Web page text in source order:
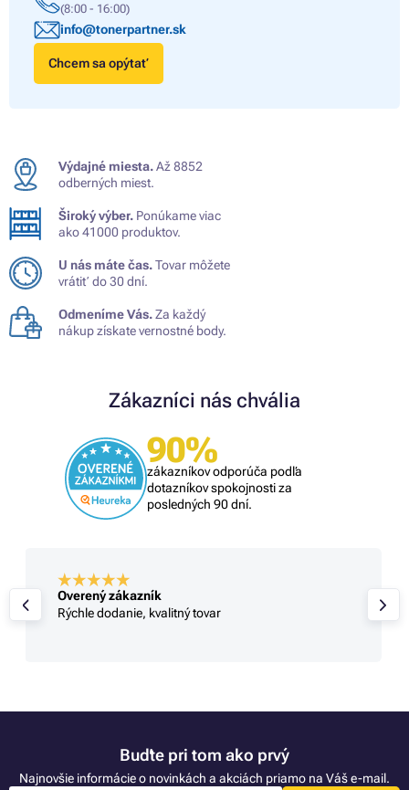
(8:00 - 16:00)
info@tonerpartner.sk
Chcem sa opýtať
Výdajné miesta.Až 8852
odberných miest.
Široký výber. Ponúkame viac
ako 41000 produktov.
U nás máte čas.Tovar môžete
vrátiť do 30 dní.
Odmeníme Vás.Za každý
nákup získate vernostné body.
Zákazníci nás chvália
90%
zákazníkov odporúča podľa
dotazníkov spokojnosti za
posledných 90 dní.
Overený zákazník
Rýchle dodanie, kvalitný tovar
Buďte pri tom ako prvý
Najnovšie informácie o novinkách a akciách priamo na Váš e-mail.